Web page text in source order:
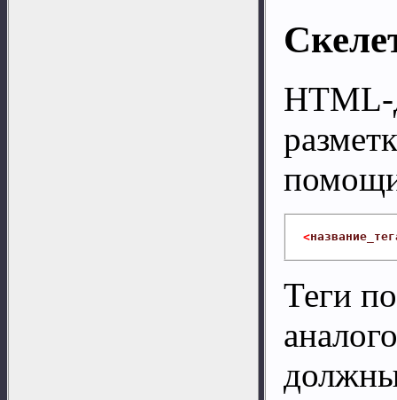
HTML-
<
Теги